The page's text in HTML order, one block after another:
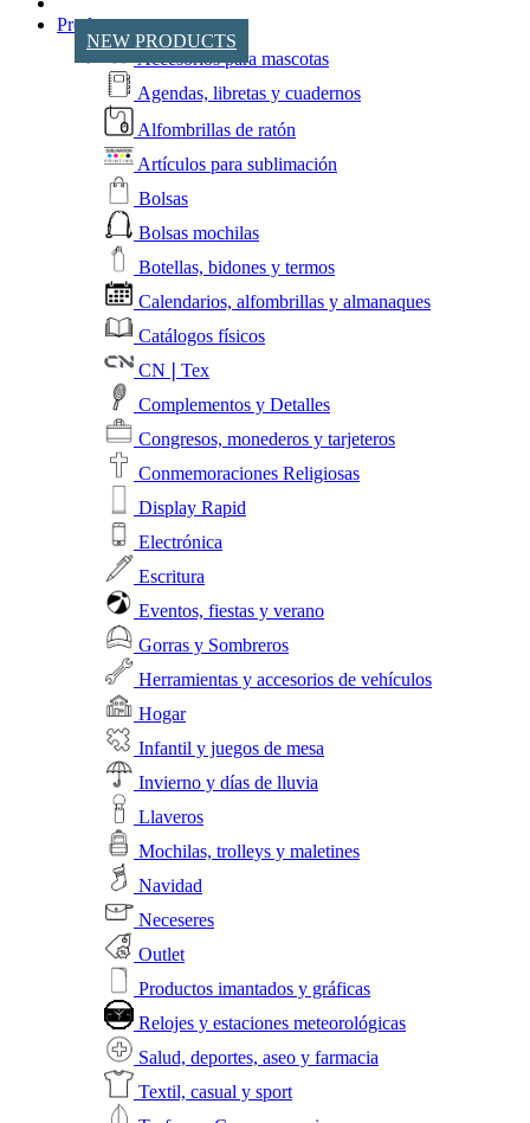
NEW PRODUCTS
Productos
Accesorios para mascotas
Agendas, libretas y cuadernos
Alfombrillas de ratón
Artículos para sublimación
Bolsas
Bolsas mochilas
Botellas, bidones y termos
Calendarios, alfombrillas y almanaques
Catálogos físicos
CN❘Tex
Complementos y Detalles
Congresos, monederos y tarjeteros
Conmemoraciones Religiosas
Display Rapid
Electrónica
Escritura
Eventos, fiestas y verano
Gorras y Sombreros
Herramientas y accesorios de vehículos
Hogar
Infantil y juegos de mesa
Invierno y días de lluvia
Llaveros
Mochilas, trolleys y maletines
Navidad
Neceseres
Outlet
Productos imantados y gráficas
Relojes y estaciones meteorológicas
Salud, deportes, aseo y farmacia
Textil, casual y sport